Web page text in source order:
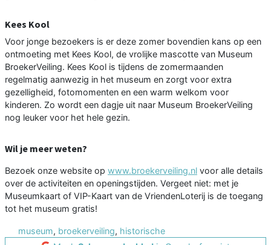
Kees Kool
Voor jonge bezoekers is er deze zomer bovendien kans op een
ontmoeting met Kees Kool, de vrolijke mascotte van Museum
BroekerVeiling. Kees Kool is tijdens de zomermaanden
regelmatig aanwezig in het museum en zorgt voor extra
gezelligheid, fotomomenten en een warm welkom voor
kinderen. Zo wordt een dagje uit naar Museum BroekerVeiling
nog leuker voor het hele gezin.
Wil je meer weten?
Bezoek onze website op www.broekerveiling.nl voor alle details
over de activiteiten en openingstijden. Vergeet niet: met je
Museumkaart of VIP-Kaart van de VriendenLoterij is de toegang
tot het museum gratis!
museum, broekerveiling, historische